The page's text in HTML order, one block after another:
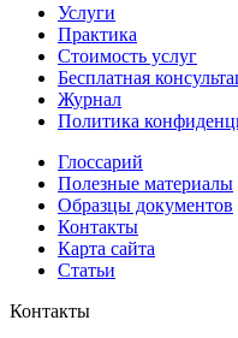
Услуги
Практика
Стоимость услуг
Бесплатная
Журнал
Политика
Глоссарий
Полезные материалы
Образцы документов
Контакты
Карта сайта
Статьи
Контакты